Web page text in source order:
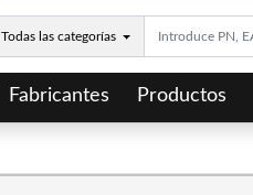
Todas las categorías
Fabricantes Productos